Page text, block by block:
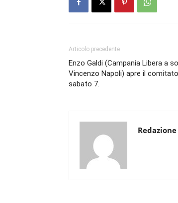
Articolo precedente
Enzo Galdi (Campania Libera a
Vincenzo Napoli) apre il
sabato 7.